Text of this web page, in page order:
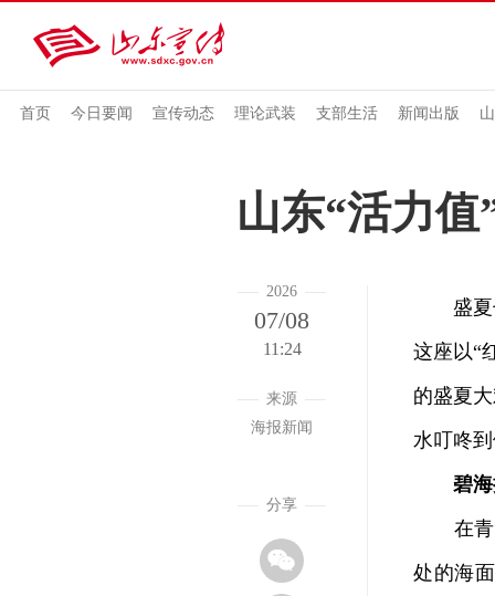
首页 今日要闻 宣传动态 理论武装 支部生活 新闻出版
山东“活力
2026
07/08
11:24
来源
海报新闻
分享
盛
这座以“
的盛夏
水叮咚
碧
在青岛
处的海